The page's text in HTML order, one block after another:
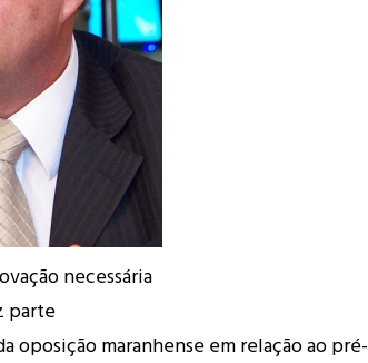
necessária
parte
oposição maranhense em relação ao pré-